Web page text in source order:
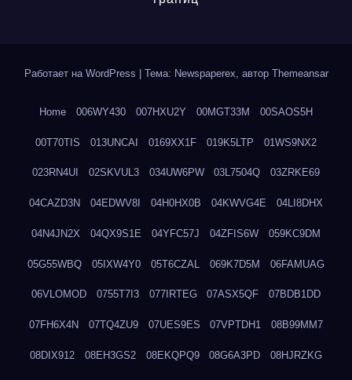
Работает на WordPress Тема: Newspaperex, автор Themeansar
Home 006WY430 007HXU2Y 00MGT33M 00SAOS5H
00T70TIS 013UNCAI 0169XX1F 019K5LTP 01WS9NX2
023RN4UI 02SKVUL3 034UW6PW 03L7504Q 03ZRKE69
04CAZD3N 04EDWV8I 04H0HX0B 04KWVG4E 04LI8DHX
04N4JN2X 04QX9S1E 04YFC57J 04ZFIS6W 059KC9DM
05G55WBQ 05IXW4Y0 05T6CZAL 069K7D5M 06FAMUAG
06VLOMOD 0755T7I3 077IRTEG 07ASX5QF 07BDB1DD
07FH6X4N 07TQ4ZU9 07UES9ES 07VPTDH1 08B99MM7
08DIX912 08EH3GS2 08EKQPQ9 08G6A3PD 08HJRZKG